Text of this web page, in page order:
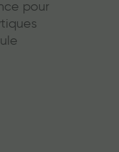
pour